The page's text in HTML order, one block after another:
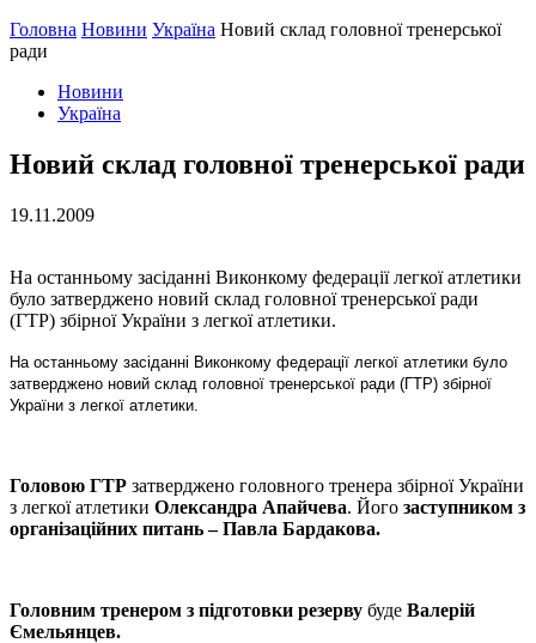
Головна Новини Україна Новий склад головної тренерської
ради
Новини
Україна
Новий склад головної тренерської ради
19.11.2009
На останньому засіданні Виконкому федерації легкої атлетики
було затверджено новий склад головної тренерської ради
(ГТР) збірної України з легкої атлетики.
На останньому засіданні Виконкому федерації легкої атлетики було
затверджено новий склад головної тренерської ради (ГТР) збірної
України з легкої атлетики.
Головою ГТР затверджено головного тренера збірної України
з легкої атлетики Олександра Апайчева. Його заступником з
організаційних питань – Павла Бардакова.
Головним тренером з підготовки резерву буде Валерій
Ємельянцев.